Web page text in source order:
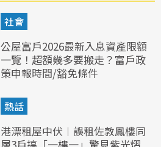
社會
公屋富戶2026最新入息資產限額
一覽！超額幾多要搬走？富戶政
策申報時間/豁免條件
熱話
港漂租屋中伏︱誤租佐敦鳳樓同